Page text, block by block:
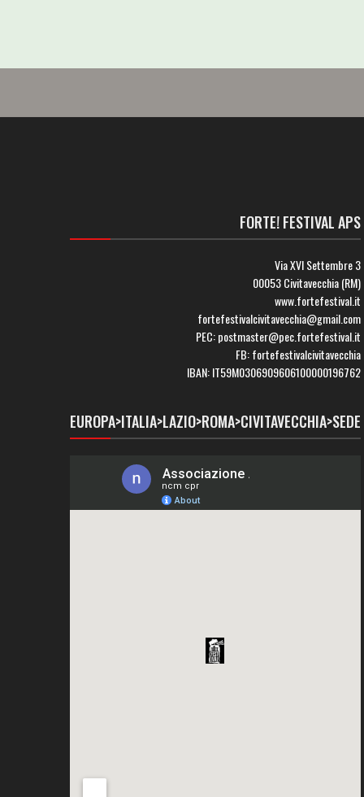
FORTE! FESTIVAL APS
Via XVI Settembre 3
00053 Civitavecchia (RM)
www.fortefestival.it
fortefestivalcivitavecchia@gmail.com
PEC: postmaster@pec.fortefestival.it
FB: fortefestivalcivitavecchia
IBAN: IT59M0306909606100000196762
EUROPA>ITALIA>LAZIO>ROMA>CIVITAVECCHIA>SEDE